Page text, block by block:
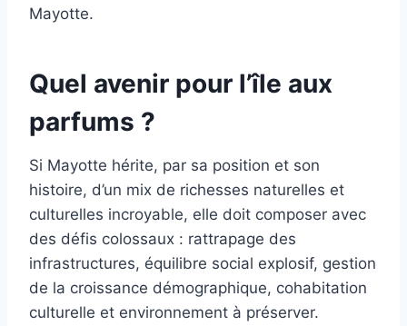
Mayotte.
Quel avenir pour l’île aux
parfums ?
Si Mayotte hérite, par sa position et son
histoire, d’un mix de richesses naturelles et
culturelles incroyable, elle doit composer avec
des défis colossaux : rattrapage des
infrastructures, équilibre social explosif, gestion
de la croissance démographique, cohabitation
culturelle et environnement à préserver.